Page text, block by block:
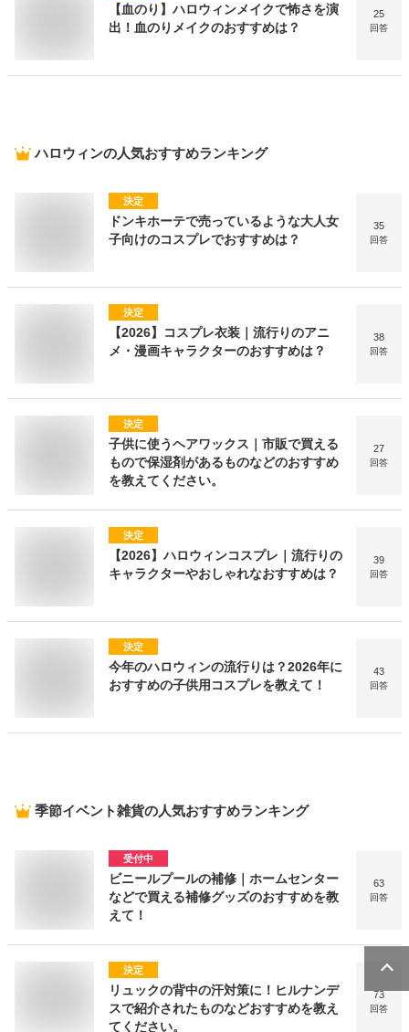
【血のり】ハロウィンメイクで怖さを演
出！血のりメイクのおすすめは？
25
回答
ハロウィンの人気おすすめランキング
決定
ドンキホーテで売っているような大人女
子向けのコスプレでおすすめは？
35
回答
決定
【2026】コスプレ衣装｜流行りのアニ
メ・漫画キャラクターのおすすめは？
38
回答
決定
子供に使うヘアワックス｜市販で買える
もので保湿剤があるものなどのおすすめ
を教えてください。
27
回答
決定
【2026】ハロウィンコスプレ｜流行りの
キャラクターやおしゃれなおすすめは？
39
回答
決定
今年のハロウィンの流行りは？2026年に
おすすめの子供用コスプレを教えて！
43
回答
季節イベント雑貨の人気おすすめランキング
受付中
ビニールプールの補修｜ホームセンター
などで買える補修グッズのおすすめを教
えて！
63
回答
決定
リュックの背中の汗対策に！ヒルナンデ
スで紹介されたものなどおすすめを教え
てください。
73
回答